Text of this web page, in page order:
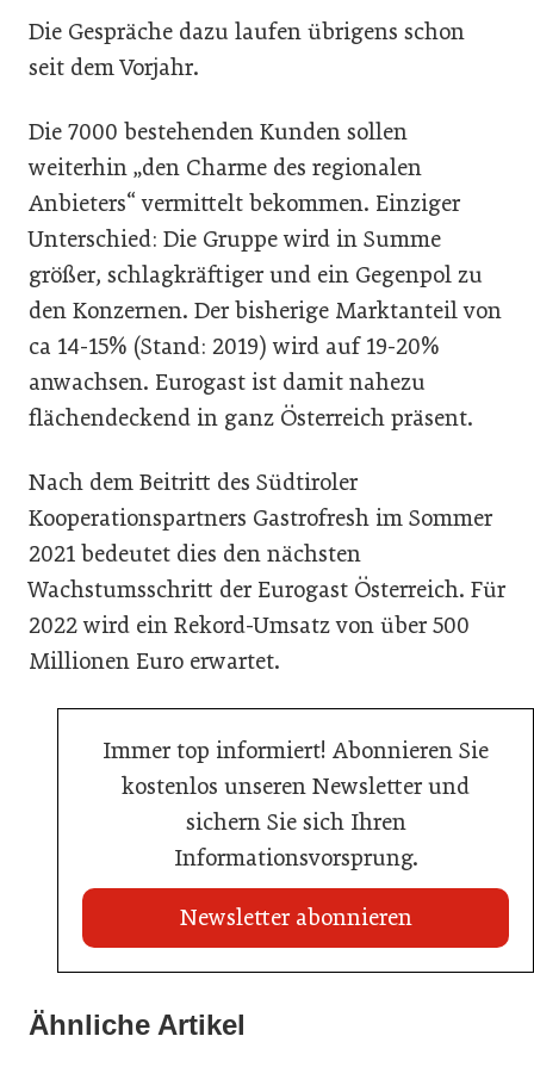
Die Gespräche dazu laufen übrigens schon
seit dem Vorjahr.
Die 7000 bestehenden Kunden sollen
weiterhin „den Charme des regionalen
Anbieters“ vermittelt bekommen. Einziger
Unterschied: Die Gruppe wird in Summe
größer, schlagkräftiger und ein Gegenpol zu
den Konzernen. Der bisherige Marktanteil von
ca 14-15% (Stand: 2019) wird auf 19-20%
anwachsen. Eurogast ist damit nahezu
flächendeckend in ganz Österreich präsent.
Nach dem Beitritt des Südtiroler
Kooperationspartners Gastrofresh im Sommer
2021 bedeutet dies den nächsten
Wachstumsschritt der Eurogast Österreich. Für
2022 wird ein Rekord-Umsatz von über 500
Millionen Euro erwartet.
Immer top informiert! Abonnieren Sie
kostenlos unseren Newsletter und
sichern Sie sich Ihren
Informationsvorsprung.
Newsletter abonnieren
Ähnliche Artikel
20. Juli 2026